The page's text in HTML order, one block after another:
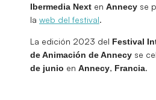
Ibermedia Next en Annecy se
la web del festival.
La edición 2023 del Festival
de Animación de Annecy se
de junio en Annecy, Francia.